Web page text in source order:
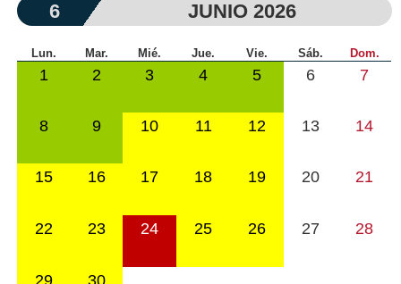
6 JUNIO 2026
Lun. Mar. Mié. Jue. Vie. Sáb. Dom.
1 2 3 4 5 6 7
8 9 10 11 12 13 14
15 16 17 18 19 20 21
22 23 24 25 26 27 28
29 30